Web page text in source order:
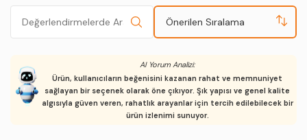
Önerilen Sıralama
AI Yorum Analizi:
Ürün, kullanıcıların beğenisini kazanan rahat ve memnuniyet
sağlayan bir seçenek olarak öne çıkıyor. Şık yapısı ve genel kalite
algısıyla güven veren, rahatlık arayanlar için tercih edilebilecek bir
ürün izlenimi sunuyor.